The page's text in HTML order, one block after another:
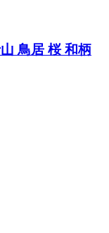
鳥居 桜 和柄